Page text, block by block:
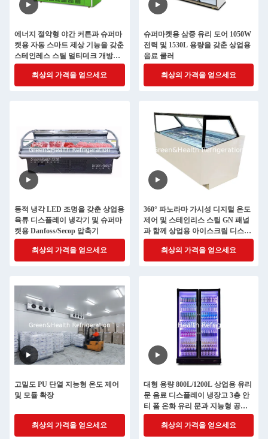
에너지 절약형 야간 커튼과 슈퍼마
켓용 자동 스마트 제상 기능을 갖춘
스테인레스 스틸 멀티데크 개방형
냉각기
최상의 가격을 얻으세요
슈퍼마켓용 삼중 유리 도어 1050W
전력 및 1530L 용량을 갖춘 상업용
음료 쿨러
최상의 가격을 얻으세요
동적 냉각 LED 조명을 갖춘 상업용
육류 디스플레이 냉각기 및 슈퍼마
켓용 Danfoss/Secop 압축기
최상의 가격을 얻으세요
360° 파노라마 가시성 디지털 온도
제어 및 스테인리스 스틸 GN 패널
과 함께 상업용 아이스크림 디스플
레이 냉장고
최상의 가격을 얻으세요
고밀도 PU 단열 지능형 온도 제어
및 모듈 확장
최상의 가격을 얻으세요
대형 용량 800L/1200L 상업용 유리
문 음료 디스플레이 냉장고 3층 안
티 폼 온화 유리 문과 지능형 공기
냉각 시스템
최상의 가격을 얻으세요